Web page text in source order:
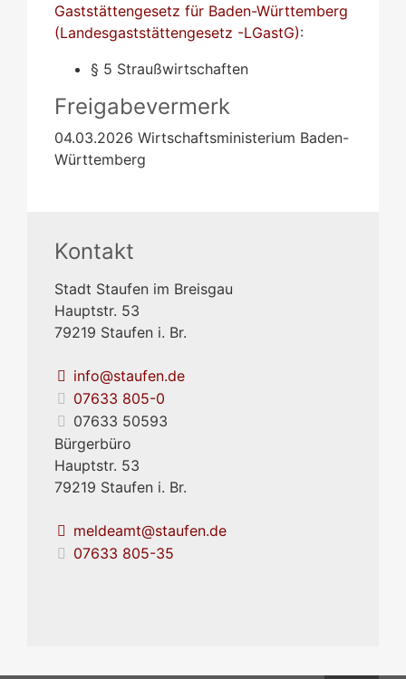
Gaststättengesetz für Baden-Württemberg
(Landesgaststättengesetz -LGastG):
§ 5 Straußwirtschaften
Freigabevermerk
04.03.2026 Wirtschaftsministerium Baden-
Württemberg
Kontakt
Stadt Staufen im Breisgau
Hauptstr. 53
79219 Staufen i. Br.
info@staufen.de
07633 805-0
07633 50593
Bürgerbüro
Hauptstr. 53
79219 Staufen i. Br.
meldeamt@staufen.de
07633 805-35